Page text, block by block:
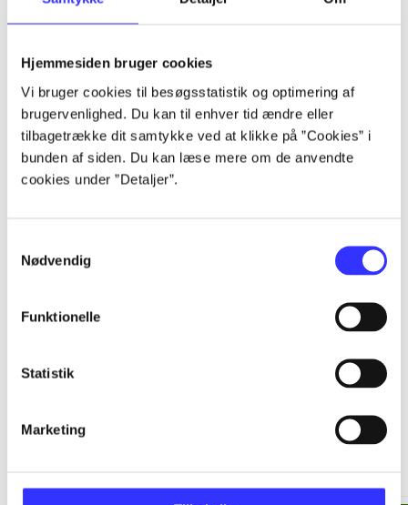
Hjemmesiden bruger cookies
Vi bruger cookies til besøgsstatistik og optimering af
brugervenlighed. Du kan til enhver tid ændre eller
tilbagetrække dit samtykke ved at klikke på ”Cookies” i
bunden af siden. Du kan læse mere om de anvendte
cookies under ”Detaljer”.
Nødvendig
Funktionelle
Statistik
Marketing
...
...
Resident evil